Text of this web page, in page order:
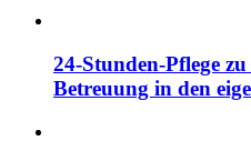
24-Stunden-Pflege
Betreuung in den